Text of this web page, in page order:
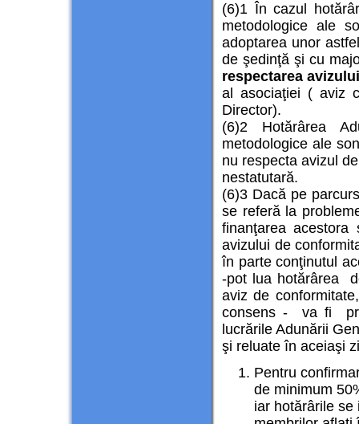
(6)1 În cazul
metodologice ale
adoptarea unor
de şedinţă şi cu
respectarea
al asociaţiei ( aviz
Director).
(6)2 Hotărârea
metodologice ale
nu respecta avizul
nestatutară.
(6)3 Dacă pe
se referă la
finanţarea
avizului de
în parte conţinutul
-pot lua hotărârea
aviz de
consens - va fi
lucrările Adunării
şi reluate în aceiaşi
Pentru
de minimum
iar hotărârile